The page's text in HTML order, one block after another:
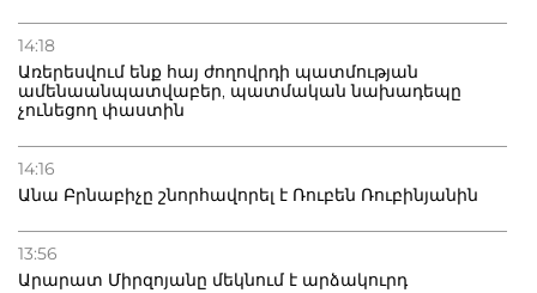
14:18
Առերեսվում ենք հայ ժողովրդի պատմության
ամենաանպատվաբեր, պատմական նախադեպը
չունեցող փաստին
14:16
Անա Բրնաբիչը շնորհավորել է Ռուբեն Ռուբինյանին
13:56
Արարատ Միրզոյանը մեկնում է արձակուրդ